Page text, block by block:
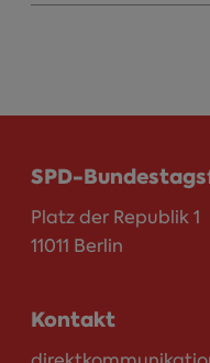
SPD-
Platz der Republik 1
11011 Berlin
Kontakt